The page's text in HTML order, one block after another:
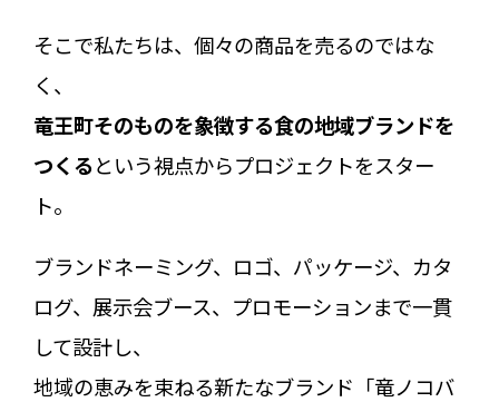
そこで私たちは、個々の商品を売るのではな
く、
竜王町そのものを象徴する食の地域ブランドを
つくるという視点からプロジェクトをスター
ト。
ブランドネーミング、ロゴ、パッケージ、カタ
ログ、展示会ブース、プロモーションまで一貫
して設計し、
地域の恵みを束ねる新たなブランド「竜ノコバ